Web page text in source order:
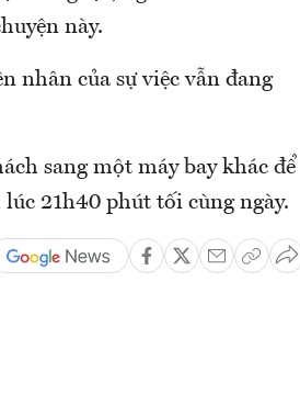
này.
nhân của sự việc vẫn đang
sang một máy bay khác để
21h40 phút tối cùng ngày.